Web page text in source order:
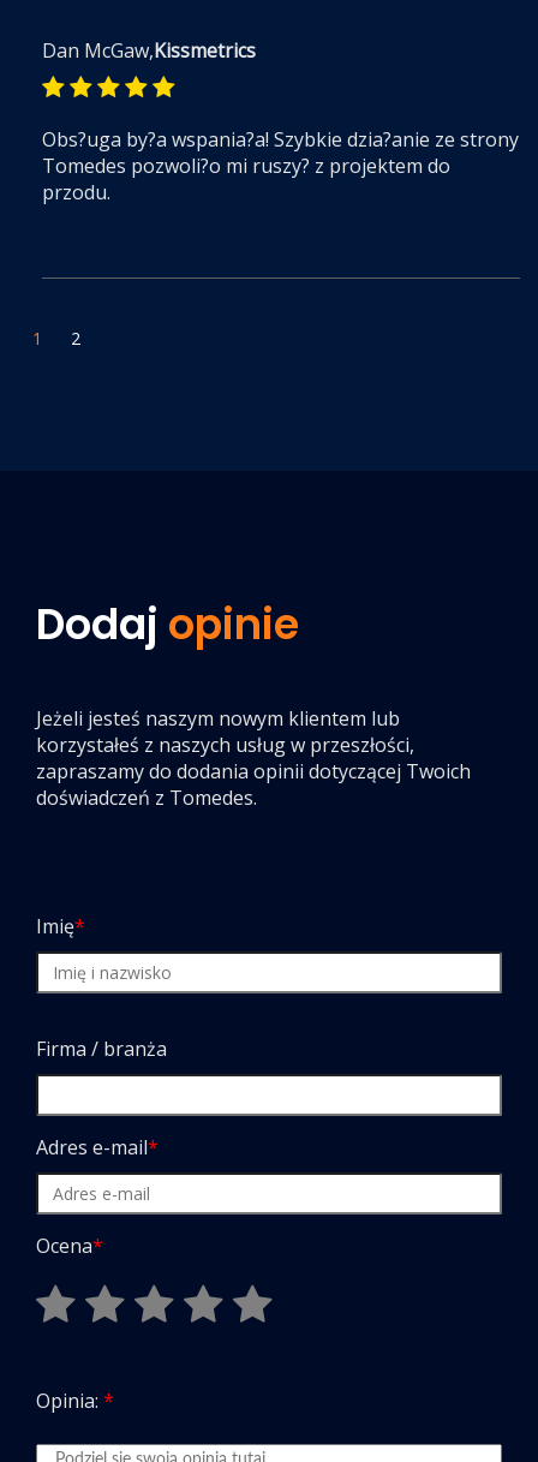
Dan McGaw,Kissmetrics
Obs?uga by?a wspania?a! Szybkie dzia?anie ze strony
Tomedes pozwoli?o mi ruszy? z projektem do
przodu.
1 2
Dodaj opinie
Jeżeli jesteś naszym nowym klientem lub
korzystałeś z naszych usług w przeszłości,
zapraszamy do dodania opinii dotyczącej Twoich
doświadczeń z Tomedes.
Imię*
Firma / branża
Adres e-mail*
Ocena*
Opinia: *